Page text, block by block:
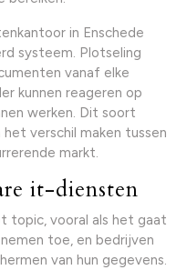
in Enschede
systeem. Plotseling
vanaf elke
kunnen reageren op
werken. Dit soort
verschil maken tussen
markt.
it-diensten
topic, vooral als het gaat
toe, en bedrijven
van hun gegevens.